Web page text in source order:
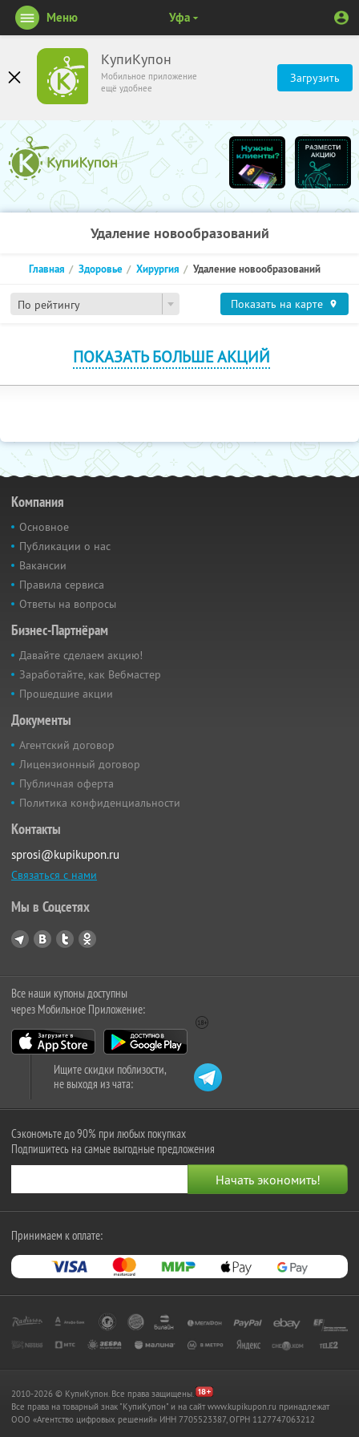
КупиКупон
Мобильное приложение
ещё удобнее
Загрузить
Меню Уфа
Удаление новообразований
По рейтингу
Главная Здоровье Хирургия Удаление новообразований
Показать на карте
ПОКАЗАТЬ БОЛЬШЕ АКЦИЙ
Компания
Основное
Публикации о нас
Вакансии
Правила сервиса
Ответы на вопросы
Бизнес-Партнёрам
Давайте сделаем акцию!
Заработайте, как Вебмастер
Прошедшие акции
Документы
Агентский договор
Лицензионный договор
Публичная оферта
Политика конфиденциальности
Контакты
sprosi@kupikupon.ru
Связаться с нами
Мы в Соцсетях
Все наши купоны доступны
через Мобильное Приложение:
Ищите скидки поблизости,
не выходя из чата:
Сэкономьте до 90% при любых покупках
Подпишитесь на самые выгодные предложения
Принимаем к оплате:
2010-2026 © КупиКупон. Все права защищены.
Все права на товарный знак "КупиКупон" и на сайт www.kupikupon.ru принадлежат
OOO «Агентство цифровых решений» ИНН 7705523387, ОГРН 1127747063212